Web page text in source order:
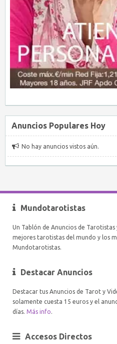
Anuncios Populares Hoy
No hay anuncios vistos aún.
Mundotarotistas
Un Tablón de Anuncios de
mejores tarotistas del mundo y los
Mundotarotistas.
Destacar Anuncios
Destacar tus Anuncios de Tarot y
solamente cuesta 15 euros y el
días. Más info.
Accesos Directos